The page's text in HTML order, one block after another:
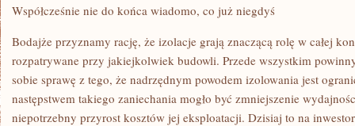
Z
SIĘ
ÓW
CIEPŁO
OGNISKA
DOMOWEGO?
RZECZ
JASNA
Współcześnie nie do końca wiadomo, co już niegdyś
Bodajże przyznamy rację, że izolacje grają znaczącą rolę w całej
rozpatrywane przy jakiejkolwiek budowli. Przede wszystkim
sobie sprawę z tego, że nadrzędnym powodem izolowania jest
następstwem takiego zaniechania mogło być zmniejszenie
niepotrzebny przyrost kosztów jej eksploatacji. Dzisiaj to na